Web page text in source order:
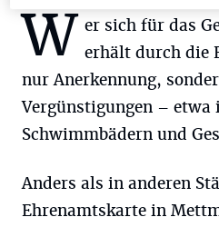
W er sich für das
erhält durch die
nur Anerkennung,
Vergünstigungen – etwa
Schwimmbädern und
Anders als in anderen
Ehrenamtskarte in